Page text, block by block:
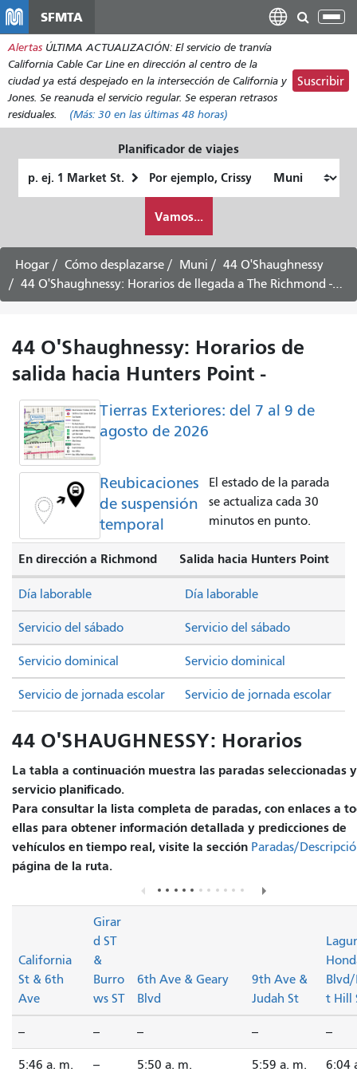
contenido
principal
SFMTA
Alertas ÚLTIMA ACTUALIZACIÓN: El servicio de tranvía
California Cable Car Line en dirección al centro de la
ciudad ya está despejado en la intersección de California y
Jones. Se reanuda el servicio regular. Se esperan retrasos
residuales.
(Más: 30 en las últimas 48 horas)
Suscribir
Planificador de viajes
de
quiero
viajar
Vamos...
Hogar Cómo desplazarse Muni
44 O'Shaughnessy
44 O'Shaughnessy: Horarios de llegada a The Richmond - 17 de agosto de 2026
44 O'Shaughnessy: Horarios de
salida hacia Hunters Point -
Tierras Exteriores: del 7 al 9 de
agosto de 2026
Reubicaciones
de suspensión
temporal
El estado de la parada
se actualiza cada 30
minutos en punto.
En dirección a Richmond Salida hacia Hunters Point
Servicio del sábado Servicio del sábado
Servicio dominical Servicio dominical
Día laborable Día laborable
Servicio de jornada escolar Servicio de jornada escolar
44 O'SHAUGHNESSY: Horarios
La tabla a continuación muestra las paradas seleccionadas
servicio planificado.
Para consultar la lista completa de paradas, con enlaces a
ellas para obtener información detallada y predicciones de
vehículos en tiempo real, visite la sección Paradas/
página de la ruta.
California
St & 6th
Ave
Girar
d ST
&
Burro
ws ST
6th Ave & Geary
Blvd
9th Ave &
Judah St
Blvd/
t Hill
-- -- -- -- --
5:46 a. m. -- 5:50 a. m. 5:59 a. m. 6:04